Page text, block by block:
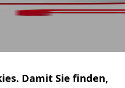
Damit Sie finden,